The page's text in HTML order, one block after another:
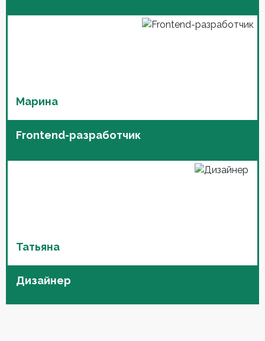
Марина
Frontend-разработчик
Татьяна
Дизайнер